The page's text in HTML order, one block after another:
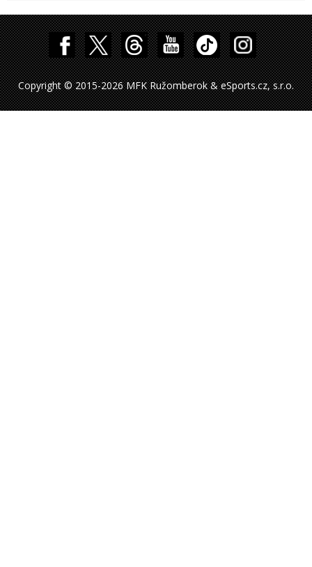
Copyright © 2015-2026 MFK Ružomberok & eSports.cz, s.r.o.